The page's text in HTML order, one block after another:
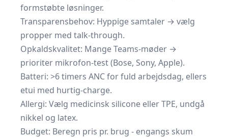
formstøbte løsninger.
Transparensbehov: Hyppige samtaler → vælg
propper med talk-through.
Opkaldskvalitet: Mange Teams-møder →
prioriter mikrofon-test (Bose, Sony, Apple).
Batteri: >6 timers ANC for fuld arbejdsdag, ellers
etui med hurtig-charge.
Allergi: Vælg medicinsk silicone eller TPE, undgå
nikkel og latex.
Budget: Beregn pris pr. brug - engangs skum